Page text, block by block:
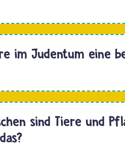
im Judentum eine
sind Tiere und